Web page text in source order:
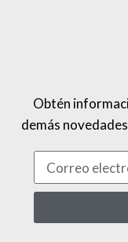
Obtén
demás